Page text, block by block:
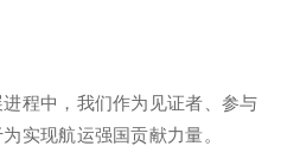
程中，我们作为见证者、参与
实现航运强国贡献力量。